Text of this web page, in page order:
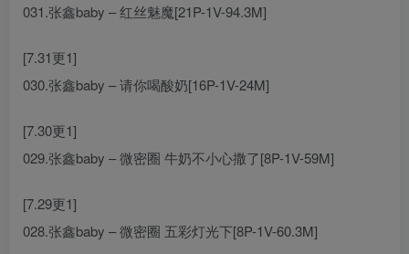
031.张鑫baby – 红丝魅魔[21P-1V-94.3M]
[7.31更1]
030.张鑫baby – 请你喝酸奶[16P-1V-24M]
[7.30更1]
029.张鑫baby – 微密圈 牛奶不小心撒了[8P-1V-59M]
[7.29更1]
028.张鑫baby – 微密圈 五彩灯光下[8P-1V-60.3M]